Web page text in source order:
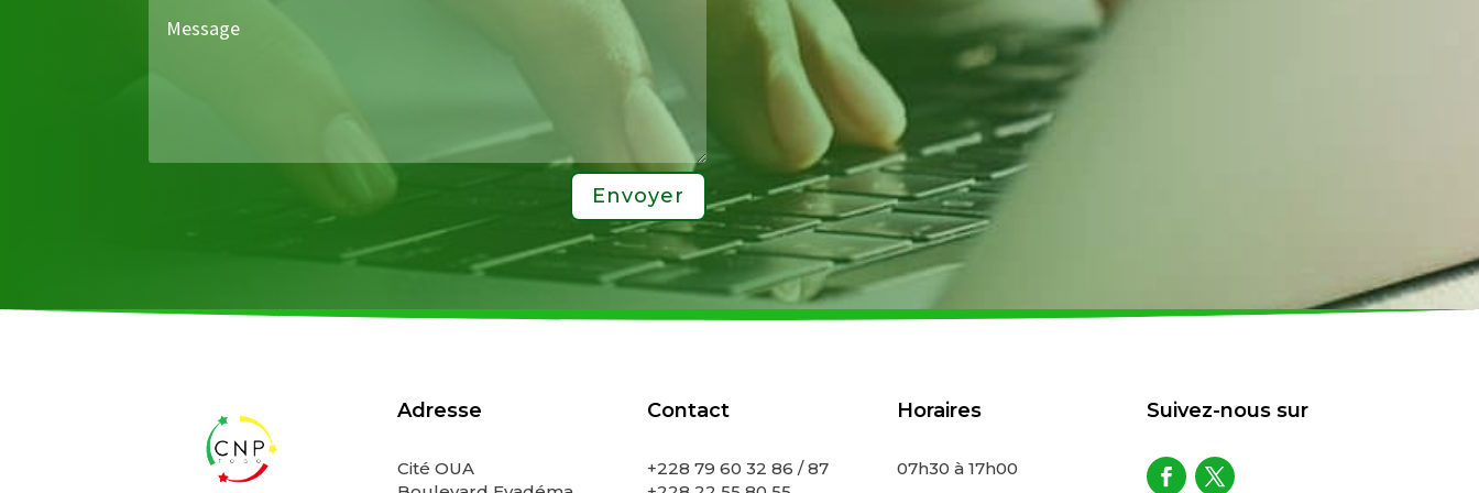
Envoyer
Adresse
Cité OUA
Contact
+228 79 60 32 86 / 87
Horaires
07h30 à 17h00
Suivez-nous sur